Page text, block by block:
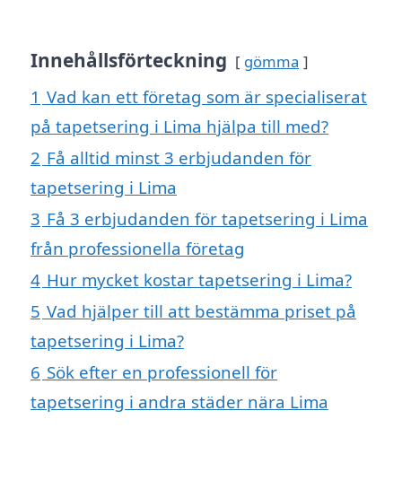
Innehållsförteckning gömma
1 Vad kan ett företag som är specialiserat
på tapetsering i Lima hjälpa till med?
2 Få alltid minst 3 erbjudanden för
tapetsering i Lima
3 Få 3 erbjudanden för tapetsering i Lima
från professionella företag
4 Hur mycket kostar tapetsering i Lima?
5 Vad hjälper till att bestämma priset på
tapetsering i Lima?
6 Sök efter en professionell för
tapetsering i andra städer nära Lima